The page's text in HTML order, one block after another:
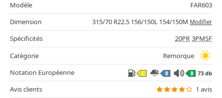
Modèle
FAR603
Dimension
315/70 R22.5 156/150L 154/150M Modifier
Spécificités 20PR 3PMSF
Catégorie
Remorque
Notation Européenne
C B B 73 db
Avis clients
1 avis